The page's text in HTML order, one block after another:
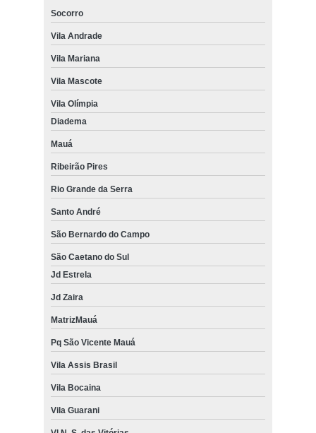
Socorro
Vila Andrade
Vila Mariana
Vila Mascote
Vila Olímpia
Diadema
Mauá
Ribeirão Pires
Rio Grande da Serra
Santo André
São Bernardo do Campo
São Caetano do Sul
Jd Estrela
Jd Zaira
MatrizMauá
Pq São Vicente Mauá
Vila Assis Brasil
Vila Bocaina
Vila Guarani